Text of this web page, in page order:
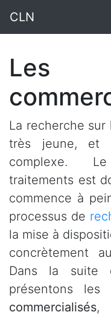
CLN
Les
La recherche
très jeune, et
complexe.
traitements est
commence à
processus de
la mise à
concrètement
Dans la suite
présentons les
commercialisés,